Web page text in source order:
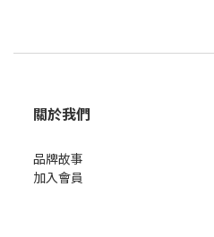
關於我們
品牌故事
加入會員